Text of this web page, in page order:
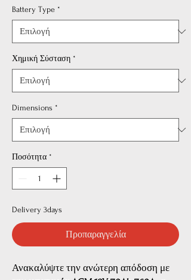
Battery Type *
Χημική Σύσταση *
Dimensions *
Ποσότητα *
Delivery 3days
Προπαραγγελία
Ανακαλύψτε την ανώτερη απόδοση με